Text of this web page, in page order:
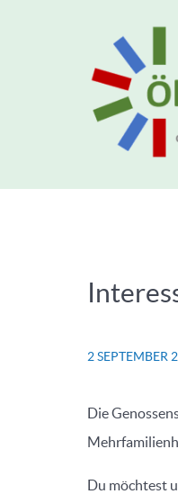
2 SEPTEMBER
Die
Du möchtest